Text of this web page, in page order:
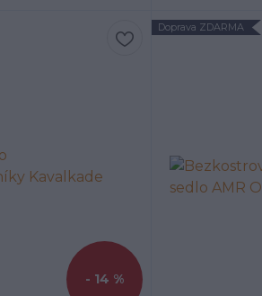
- 14 %
Doprava ZDARMA